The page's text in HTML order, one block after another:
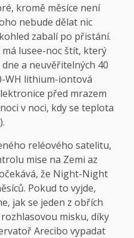
kromě měsíce není
nebude dělat nic
zabalí po přistání.
lusee-noc štít, který
a neuvěřitelných 40
WH lithium-iontová
před mrazem
v noci, kdy se teplota
reléového satelitu,
mise na Zemi az
že Night-Night
Pokud to vyjde,
jak se jeden z obřích
misku, díky
Arecibo vypadat